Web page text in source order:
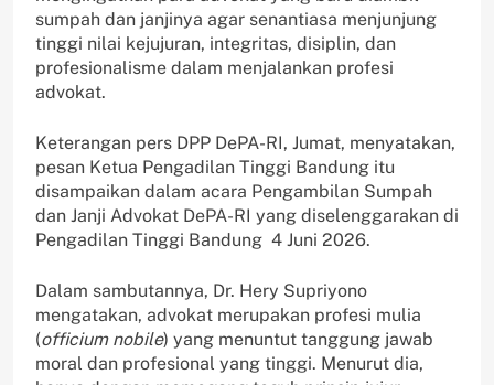
sumpah dan janjinya agar senantiasa menjunjung
tinggi nilai kejujuran, integritas, disiplin, dan
profesionalisme dalam menjalankan profesi
advokat.
Keterangan pers DPP DePA-RI, Jumat, menyatakan,
pesan Ketua Pengadilan Tinggi Bandung itu
disampaikan dalam acara Pengambilan Sumpah
dan Janji Advokat DePA-RI yang diselenggarakan di
Pengadilan Tinggi Bandung 4 Juni 2026.
Dalam sambutannya, Dr. Hery Supriyono
mengatakan, advokat merupakan profesi mulia
(officium nobile) yang menuntut tanggung jawab
moral dan profesional yang tinggi. Menurut dia,